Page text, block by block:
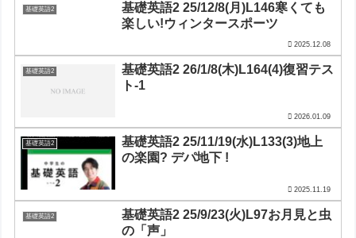
基礎英語2
基礎英語2 25/12/8(月)L146寒くても
楽しい!ウィンタースポーツ
2025.12.08
基礎英語2
基礎英語2 26/1/8(木)L164(4)復習テス
ト-1
2026.01.09
基礎英語2
基礎英語2 25/11/19(水)L133(3)地上
の楽園? デパ地下 !
2025.11.19
基礎英語2
基礎英語2 25/9/23(火)L97お月見と虫
の「声」